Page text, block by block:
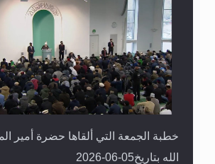
خطبة الجمعة التي ألقاها حضرة أمير
الله بتاريخ05-06-2026